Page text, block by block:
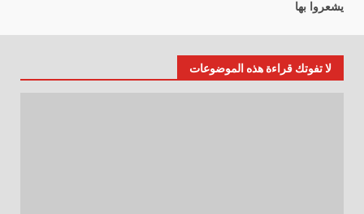
يشعروا بها
لا تفوتك قراءة هذه الموضوعات